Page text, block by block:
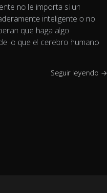
no le importa si un
inteligente o no.
que haga algo
lo que el cerebro humano
Seguir leyendo →